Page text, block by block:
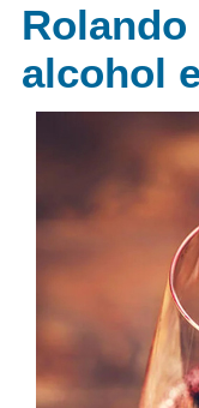
alcohol